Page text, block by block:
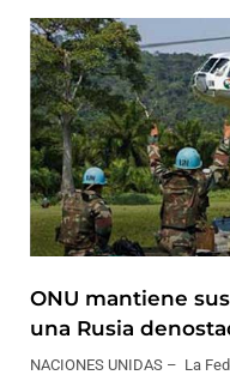
ONU mantiene
una Rusia
NACIONES UNIDAS – La